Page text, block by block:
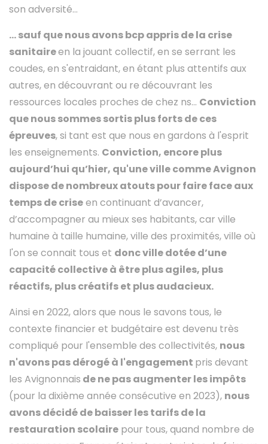
son adversité…
… sauf que nous avons bcp appris de la crise
sanitaireen la jouant collectif, en se serrant les
coudes, en s'entraidant, en étant plus attentifs aux
autres, en découvrant ou re découvrant les
ressources locales proches de chez ns... Conviction
que nous sommes sortis plus forts de ces
épreuves, si tant est que nous en gardons à l'esprit
les enseignements. Conviction, encore plus
aujourd’hui qu’hier, qu'une ville comme Avignon
dispose de nombreux atouts pour faire face aux
temps de criseen continuant d’avancer,
d’accompagner au mieux ses habitants, car ville
humaine à taille humaine, ville des proximités, ville où
l'on se connait tous et donc ville dotée d’une
capacité collective à être plus agiles, plus
réactifs, plus créatifs et plus audacieux.
Ainsi en 2022, alors que nous le savons tous, le
contexte financier et budgétaire est devenu très
compliqué pour l'ensemble des collectivités, nous
n'avons pas dérogé à l'engagement pris devant
les Avignonnais de ne pas augmenter les impôts
(pour la dixième année consécutive en 2023), nous
avons décidé de baisser les tarifs de la
restauration scolaire pour tous, quand nombre de